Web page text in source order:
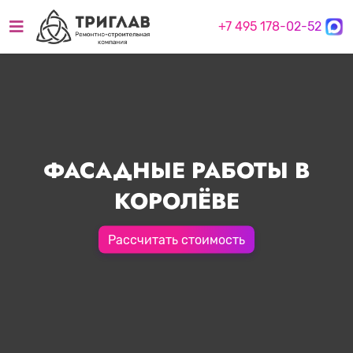
+7 495 178-02-52
ФАСАДНЫЕ РАБОТЫ В
КОРОЛЁВЕ
Рассчитать стоимость